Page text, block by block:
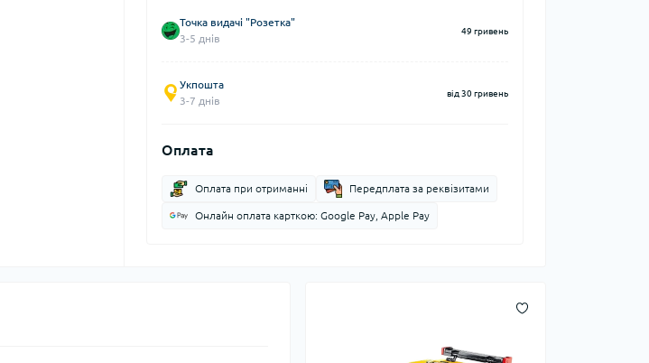
Точка видачі "Розетка"
3-5 днів
49 гривень
Укпошта
3-7 днів
від 30 гривень
Оплата
Оплата при отриманні Передплата за реквізитами
Онлайн оплата карткою: Google Pay, Apple Pay